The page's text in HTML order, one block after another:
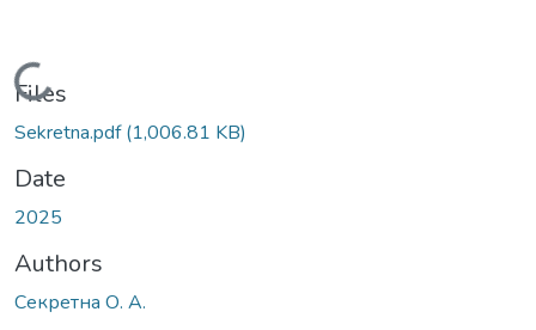
Loading...
Files
Sekretna.pdf(1,006.81 KB)
Date
2025
Authors
Секретна О. А.